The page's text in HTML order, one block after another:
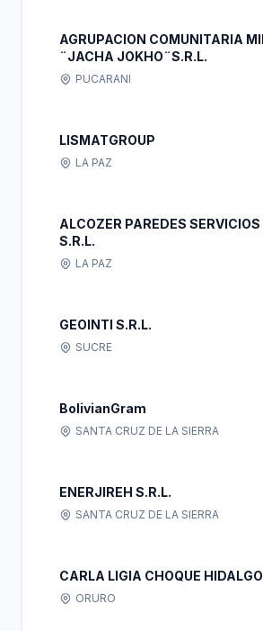
AGRUPACION COMUNITARIA
¨JACHA JOKHO¨S.R.L.
PUCARANI
LISMATGROUP
LA PAZ
ALCOZER PAREDES SERVICIOS
S.R.L.
LA PAZ
GEOINTI S.R.L.
SUCRE
BolivianGram
SANTA CRUZ DE LA SIERRA
ENERJIREH S.R.L.
SANTA CRUZ DE LA SIERRA
CARLA LIGIA CHOQUE HIDALGO
ORURO